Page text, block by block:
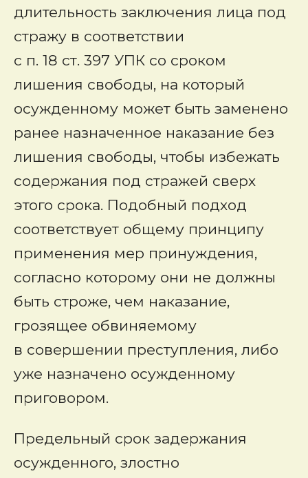
длительность заключения лица под
стражу в соответствии
с п. 18 ст. 397 УПК со сроком
лишения свободы, на который
осужденному может быть заменено
ранее назначенное наказание без
лишения свободы, чтобы избежать
содержания под стражей сверх
этого срока. Подобный подход
соответствует общему принципу
применения мер принуждения,
согласно которому они не должны
быть строже, чем наказание,
грозящее обвиняемому
в совершении преступления, либо
уже назначено осужденному
приговором.
Предельный срок задержания
осужденного, злостно